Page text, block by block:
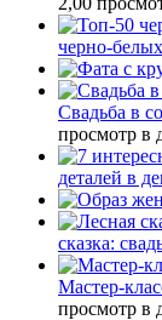
черно-
Свадьба в
просмотр в
деталей в
сказка:
Мастер-
просмотр в